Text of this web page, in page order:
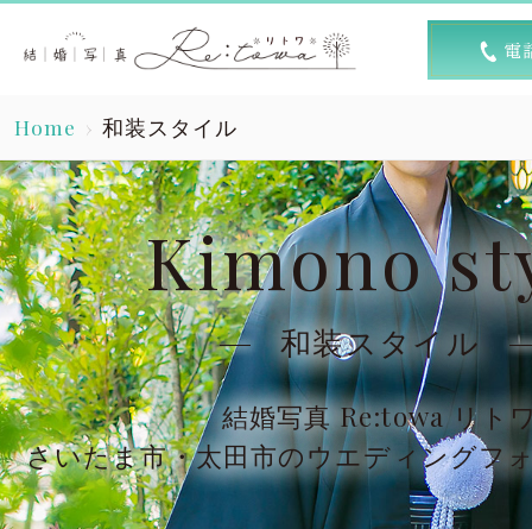
トップ
Top
素敵な1日
A lovely day
キャン
洋装スタジオ
Dress studio
和装スタジオ
Kimono studio
Home 和装スタイル
Kimono
和装スタイル
結婚写真 Re:towa リト
さいたま市・太田市のウエディングフ